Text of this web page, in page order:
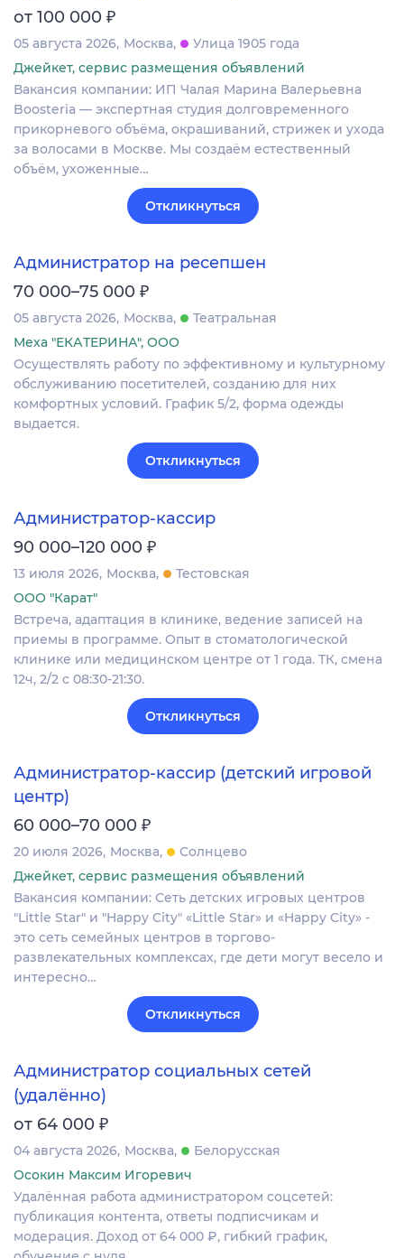
от 100 000 ₽
05 августа 2026 Москва
Улица 1905 года
Джейкет, сервис размещения объявлений
Вакансия компании: ИП Чалая Марина Валерьевна
Boosteria — экспертная студия долговременного
прикорневого объёма, окрашиваний, стрижек и ухода
за волосами в Москве. Мы создаём естественный
объём, ухоженные…
Откликнуться
Администратор на ресепшен
70 000–75 000 ₽
05 августа 2026 Москва
Театральная
Меха "ЕКАТЕРИНА", ООО
Осуществлять работу по эффективному и культурному
обслуживанию посетителей, созданию для них
комфортных условий. График 5/2, форма одежды
выдается.
Откликнуться
Администратор-кассир
90 000–120 000 ₽
13 июля 2026 Москва
Тестовская
ООО "Карат"
Встреча, адаптация в клинике, ведение записей на
приемы в программе. Опыт в стоматологической
клинике или медицинском центре от 1 года. ТК, смена
12ч, 2/2 с 08:30-21:30.
Откликнуться
Администратор-кассир (детский игровой
центр)
60 000–70 000 ₽
20 июля 2026 Москва
Солнцево
Джейкет, сервис размещения объявлений
Вакансия компании: Сеть детских игровых центров
"Little Star" и "Happy City" «Little Star» и «Happy City» -
это сеть семейных центров в торгово-
развлекательных комплексах, где дети могут весело и
интересно…
Откликнуться
Администратор социальных сетей
(удалённо)
от 64 000 ₽
04 августа 2026 Москва
Белорусская
Осокин Максим Игоревич
Удалённая работа администратором соцсетей:
публикация контента, ответы подписчикам и
модерация. Доход от 64 000 ₽, гибкий график,